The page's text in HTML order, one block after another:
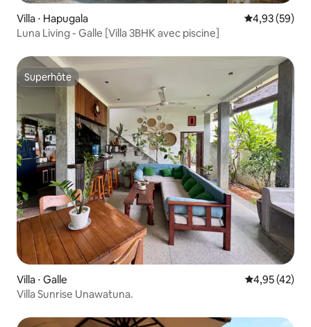
Villa ⋅ Hapugala Évaluation
4,93 (59)
Luna Living - Galle [Villa 3BHK avec piscine]
Superhôte
Superhôte
Villa ⋅ Galle Évaluation
4,95 (42)
Villa Sunrise Unawatuna.